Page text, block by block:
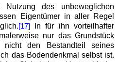
des unbeweglichen
Eigentümer in aller Regel
[17]In für ihn vorteilhafter
nur das Grundstück
den Bestandteil seines
das Bodendenkmal selbst ist.